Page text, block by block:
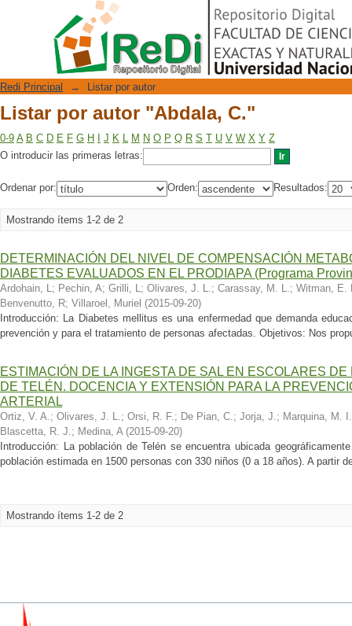
Listar por autor "Abdala, C."
Repositorio Digital
Redi Principal → Listar por autor
Listar por autor "Abdala, C."
0-9 A B C D E F G H J K L M N O P Q R S T U V W X Y Z
O introducir las primeras letras:
Ordenar por: Orden: Resultados:
Mostrando ítems 1-2 de 2
DETERMINACIÓN DEL NIVEL DE COMPENSACIÓN
DIABETES EVALUADOS EN EL PRODIAPA (Programa
Ardohain, L; Pechin, A; Grilli, L; Olivares, J. L.; Carassay, M. L.; Witman, E.
Benvenutto, R; Villaroel, Muriel (2015-09-20)
Introducción: La Diabetes mellitus es una enfermedad que demanda
prevención y para el tratamiento de personas afectadas. Objetivos: Nos
ESTIMACIÓN DE LA INGESTA DE SAL EN ESCOLARES
DE TELÉN. DOCENCIA Y EXTENSIÓN PARA LA
ARTERIAL
Ortiz, V. A.; Olivares, J. L.; Orsi, R. F.; De Pian, C.; Jorja, J.; Marquina, M. I.
Blascetta, R. J.; Medina, A (2015-09-20)
Introducción: La población de Telén se encuentra ubicada
población estimada en 1500 personas con 330 niños (0 a 18 años). A partir
Mostrando ítems 1-2 de 2